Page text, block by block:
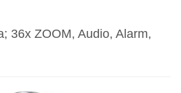
36x ZOOM, Audio, Alarm,